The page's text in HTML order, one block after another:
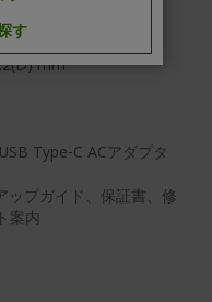
mm
Type-C ACアダプタ
ップガイド、保証書、修
案内
す